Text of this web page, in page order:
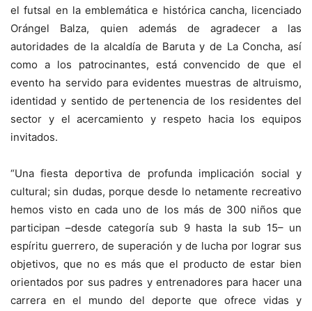
el futsal en la emblemática e histórica cancha, licenciado
Orángel Balza, quien además de agradecer a las
autoridades de la alcaldía de Baruta y de La Concha, así
como a los patrocinantes, está convencido de que el
evento ha servido para evidentes muestras de altruismo,
identidad y sentido de pertenencia de los residentes del
sector y el acercamiento y respeto hacia los equipos
invitados.
“Una fiesta deportiva de profunda implicación social y
cultural; sin dudas, porque desde lo netamente recreativo
hemos visto en cada uno de los más de 300 niños que
participan –desde categoría sub 9 hasta la sub 15– un
espíritu guerrero, de superación y de lucha por lograr sus
objetivos, que no es más que el producto de estar bien
orientados por sus padres y entrenadores para hacer una
carrera en el mundo del deporte que ofrece vidas y